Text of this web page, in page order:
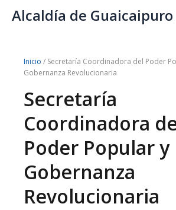
Alcaldía de Guaicaipuro
Inicio / Secretaría Coordinadora del Poder
Gobernanza Revolucionaria
Secretaría
Coordinadora
Poder Popular y
Gobernanza
Revolucionaria